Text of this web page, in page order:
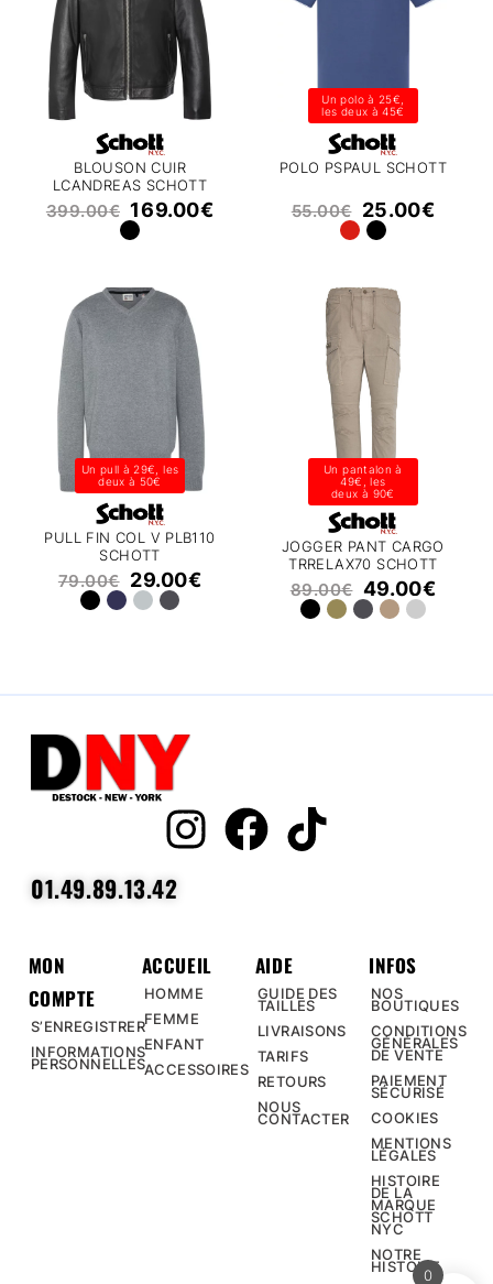
BLOUSON CUIR
LCANDREAS SCHOTT
399.00€ 169.00€
Un polo à 25€,
les deux à 45€
POLO PSPAUL SCHOTT
55.00€ 25.00€
Un pull à 29€, les
deux à 50€
PULL FIN COL V PLB110
SCHOTT
79.00€ 29.00€
Un pantalon à
49€, les
deux à 90€
JOGGER PANT CARGO
TRRELAX70 SCHOTT
89.00€ 49.00€
01.49.89.13.42
MON
COMPTE
S’ENREGISTRER
INFORMATIONS
PERSONNELLES
ACCUEIL
HOMME
FEMME
ENFANT
ACCESSOIRES
AIDE
GUIDE DES
TAILLES
LIVRAISONS
TARIFS
RETOURS
NOUS
CONTACTER
INFOS
NOS
BOUTIQUES
CONDITIONS
GÉNÉRALES
DE VENTE
PAIEMENT
SÉCURISÉ
COOKIES
MENTIONS
LÉGALES
HISTOIRE
DE LA
MARQUE
SCHOTT
NYC
NOTRE
HISTOIRE
0